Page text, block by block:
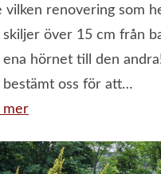
vilken renovering som
över 15 cm från
hörnet till den
bestämt oss för att…
mer:
att